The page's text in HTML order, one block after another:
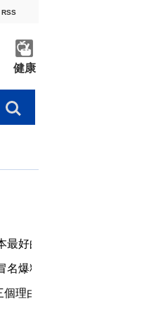
RSS
健康
搜索
最好的鄰居
名爆料
理由